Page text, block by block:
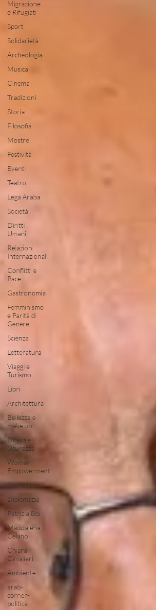
Migrazione
e Rifugiati
Sport
Solidarietà
Archeologia
Musica
Cinema
Tradizioni
Storia
Filosofia
Mostre
Festività
Eventi
Teatro
Lega Araba
Società
Diritti
Umani
Relazioni
Internazionali
Conflitti e
Pace
Gastronomia
Femminismo
e Parità di
Genere
Scienza
Letteratura
Viaggi e
Turismo
Libri
Architettura
Bellezza e
make up
Difesa e
Sicurezza
Women
Empowerment
Geopolitica
Diplomazia
Patrizia Boi
Maddalena
Celano
Chiara
Cavalieri
Ambiente
arab-
corner-
politica